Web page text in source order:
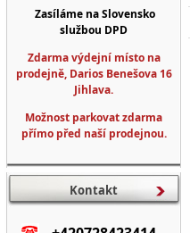
Zasíláme na Slovensko
službou DPD
Zdarma výdejní místo na
prodejně, Darios Benešova 16
Jihlava.
Možnost parkovat zdarma
přímo před naší prodejnou.
Kontakt